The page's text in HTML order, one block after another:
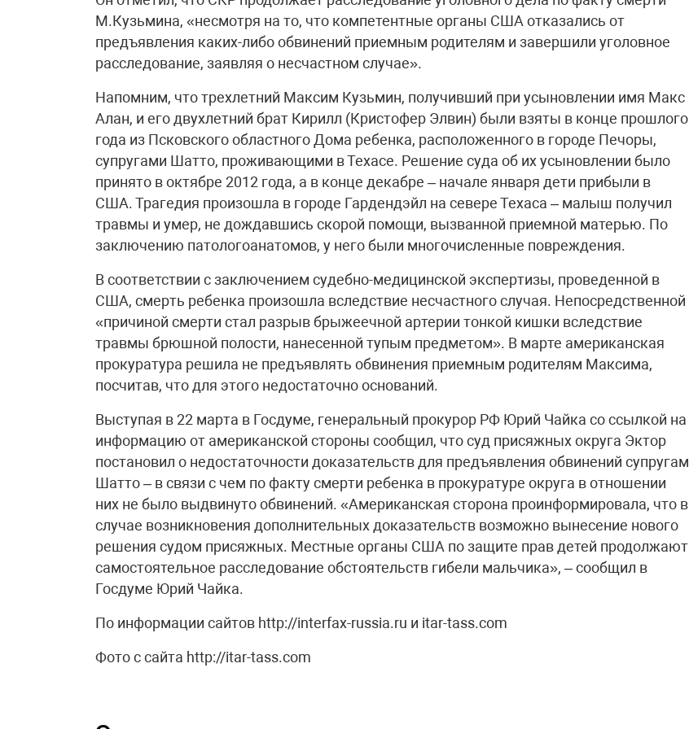
М.Кузьмина, «несмотря на то, что компетентные органы США отказались от
предъявления каких-либо обвинений приемным родителям и завершили уголовное
расследование, заявляя о несчастном случае».
Напомним, что трехлетний Максим Кузьмин, получивший при усыновлении имя Макс
Алан, и его двухлетний брат Кирилл (Кристофер Элвин) были взяты в конце прошлого
года из Псковского областного Дома ребенка, расположенного в городе Печоры,
супругами Шатто, проживающими в Техасе. Решение суда об их усыновлении было
принято в октябре 2012 года, а в конце декабре – начале января дети прибыли в
США. Трагедия произошла в городе Гардендэйл на севере Техаса – малыш получил
травмы и умер, не дождавшись скорой помощи, вызванной приемной матерью. По
заключению патологоанатомов, у него были многочисленные повреждения.
В соответствии с заключением судебно-медицинской экспертизы, проведенной в
США, смерть ребенка произошла вследствие несчастного случая. Непосредственной
«причиной смерти стал разрыв брыжеечной артерии тонкой кишки вследствие
травмы брюшной полости, нанесенной тупым предметом». В марте американская
прокуратура решила не предъявлять обвинения приемным родителям Максима,
посчитав, что для этого недостаточно оснований.
Выступая в 22 марта в Госдуме, генеральный прокурор РФ Юрий Чайка со ссылкой на
информацию от американской стороны сообщил, что суд присяжных округа Эктор
постановил о недостаточности доказательств для предъявления обвинений супругам
Шатто – в связи с чем по факту смерти ребенка в прокуратуре округа в отношении
них не было выдвинуто обвинений. «Американская сторона проинформировала, что в
случае возникновения дополнительных доказательств возможно вынесение нового
решения судом присяжных. Местные органы США по защите прав детей продолжают
самостоятельное расследование обстоятельств гибели мальчика», – сообщил в
Госдуме Юрий Чайка.
По информации сайтов http://interfax-russia.ru и itar-tass.com
Фото с сайта http://itar-tass.com